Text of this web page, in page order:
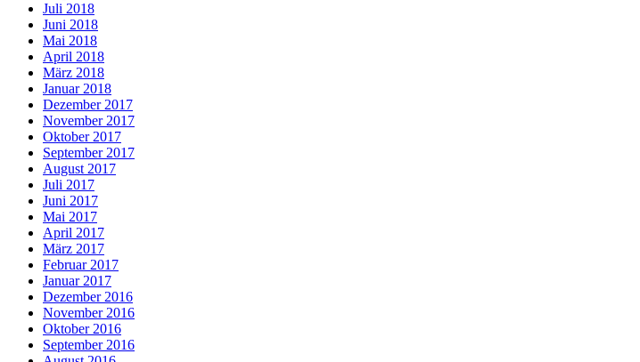
Juli 2018
Juni 2018
Mai 2018
April 2018
März 2018
Januar 2018
Dezember 2017
November 2017
Oktober 2017
September 2017
August 2017
Juli 2017
Juni 2017
Mai 2017
April 2017
März 2017
Februar 2017
Januar 2017
Dezember 2016
November 2016
Oktober 2016
September 2016